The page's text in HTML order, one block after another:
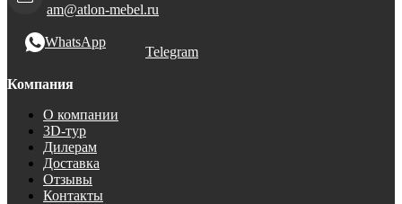
am@atlon-mebel.ru
WhatsApp
Telegram
Компания
О компании
3D-тур
Дилерам
Доставка
Отзывы
Контакты